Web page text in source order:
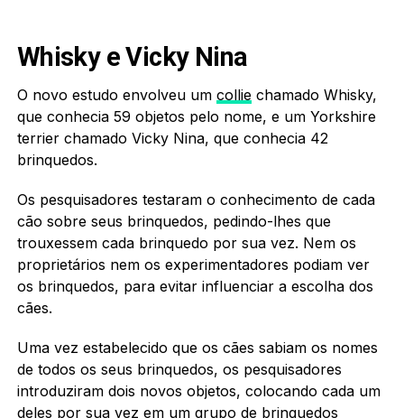
Whisky e Vicky Nina
O novo estudo envolveu um colliechamado Whisky,
que conhecia 59 objetos pelo nome, e um Yorkshire
terrier chamado Vicky Nina, que conhecia 42
brinquedos.
Os pesquisadores testaram o conhecimento de cada
cão sobre seus brinquedos, pedindo-lhes que
trouxessem cada brinquedo por sua vez. Nem os
proprietários nem os experimentadores podiam ver
os brinquedos, para evitar influenciar a escolha dos
cães.
Uma vez estabelecido que os cães sabiam os nomes
de todos os seus brinquedos, os pesquisadores
introduziram dois novos objetos, colocando cada um
deles por sua vez em um grupo de brinquedos